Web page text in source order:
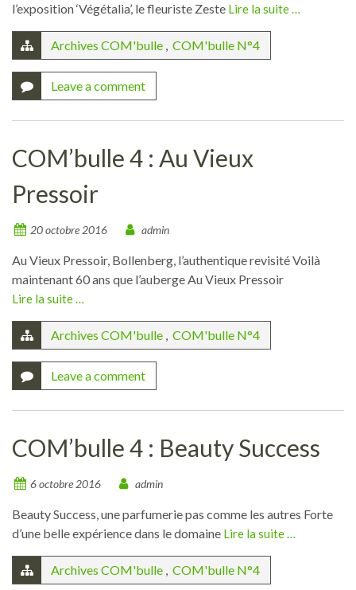
l’exposition ‘Végétalia’, le fleuriste Zeste Lire la suite …
Archives COM'bulle , COM'bulle N°4
Leave a comment
COM’bulle 4 : Au Vieux
Pressoir
20 octobre 2016 admin
Au Vieux Pressoir, Bollenberg, l’authentique revisité Voilà
maintenant 60 ans que l’auberge Au Vieux Pressoir
Lire la suite …
Archives COM'bulle , COM'bulle N°4
Leave a comment
COM’bulle 4 : Beauty Success
6 octobre 2016 admin
Beauty Success, une parfumerie pas comme les autres Forte
d’une belle expérience dans le domaine Lire la suite …
Archives COM'bulle , COM'bulle N°4